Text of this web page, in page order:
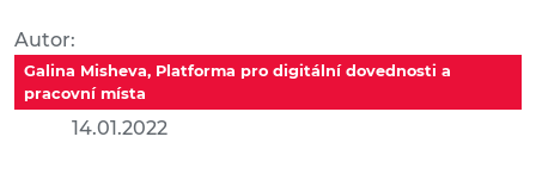
Autor:
Galina Misheva, Platforma pro digitální dovednosti a
pracovní místa
14.01.2022